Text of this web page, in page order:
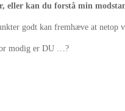
eller kan du forstå min
godt kan fremhæve at netop
modig er DU …?